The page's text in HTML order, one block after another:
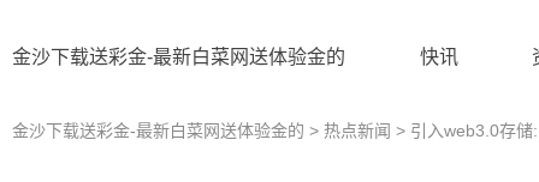
金沙下载送彩金-最新白菜网送体验金的 快讯
金沙下载送彩金-最新白菜网送体验金的 > 热点新闻 > 引入web3.0存储